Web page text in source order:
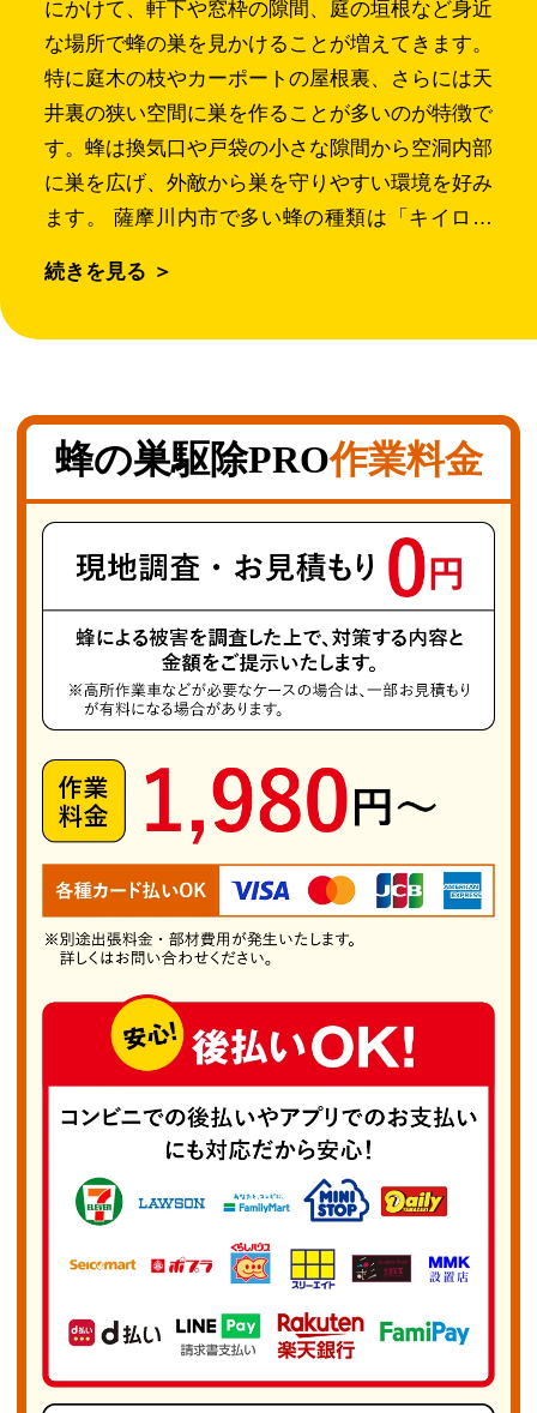
にかけて、軒下や窓枠の隙間、庭の垣根など身近
な場所で蜂の巣を見かけることが増えてきます。
特に庭木の枝やカーポートの屋根裏、さらには天
井裏の狭い空間に巣を作ることが多いのが特徴で
す。蜂は換気口や戸袋の小さな隙間から空洞内部
に巣を広げ、外敵から巣を守りやすい環境を好み
ます。 薩摩川内市で多い蜂の種類は「キイロス
メバチ」です。特に大型で攻撃性の高いキイロス
刺された場合、軽度なら数時間で症状が和らぎま
すが、重症時にはアナフィラキシーショックなど
重篤な反応を引き起こすこともあるため油断でき
ません。 「薩摩川内市蜂の巣駆除PRO」は地域
に密着し、多くの依頼に対応しています。連絡を
受けてから約30分で現場へ駆けつけ、軒下や窓
の隙間、高所の巣も安全に駆除いたします。どん
な場所でも対応可能ですので安心してお任せくだ
さい。 被害が多い場所は住宅の軒先、窓のひさ
人の目が届きにくい部分です。蜂にとって外敵を
避けて子育てしやすい環境のため、巣作りが活発
になります。特に春から初夏にかけて女王蜂が活
動を始め、秋までに巣が大きく成長するため、早
期の対処が被害拡大防止のカギです。 いかなる
蜂の種類であっても、巣を発見したら自己処理は
ご相談ください。お電話にて最適な対処方法やお
およその費用を無料でご案内いたします。皆様の
安全と快適な生活環境を守るために全力で支援い
たしますので、どうぞ安心してお任せください。
皆様からのご連絡を心よりお待ちしております。
続きを見る ＞
蜂の巣駆除PRO作業料金